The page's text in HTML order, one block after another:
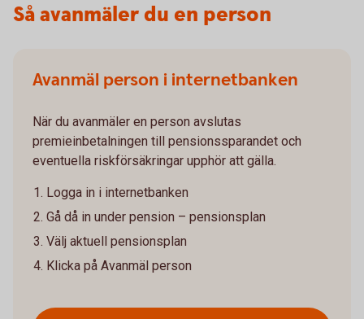
Så avanmäler du en person
Avanmäl person i internetbanken
När du avanmäler en person avslutas
premieinbetalningen till pensionssparandet och
eventuella riskförsäkringar upphör att gälla.
Logga in i internetbanken
Gå då in under pension – pensionsplan
Välj aktuell pensionsplan
Klicka på Avanmäl person